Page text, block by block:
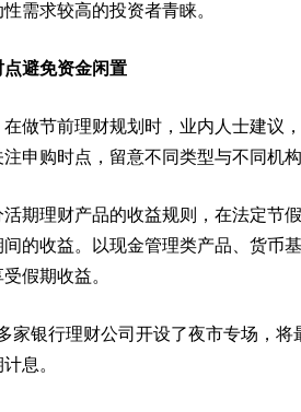
需求较高的投资者青睐。
点避免资金闲置
做节前理财规划时，业内人士建议
申购时点，留意不同类型与不同机
期理财产品的收益规则，在法定节
的收益。以现金管理类产品、货币
假期收益。
家银行理财公司开设了夜市专场，
息。